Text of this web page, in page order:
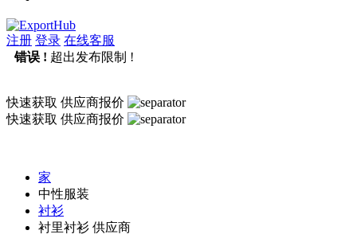
注册 登录 在线客服
错误 ! 超出发布限制 !
快速获取 供应商报价
快速获取 供应商报价
家
中性服装
衬衫
衬里衬衫 供应商